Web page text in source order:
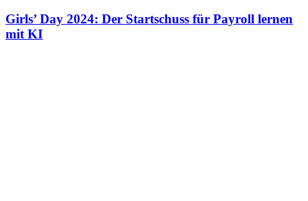
Girls’ Day 2024: Der Startschuss für Payroll lernen
mit KI